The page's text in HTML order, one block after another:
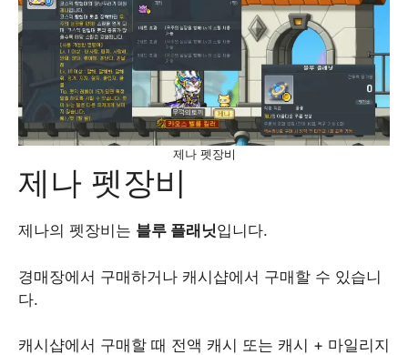
제나 펫장비
제나 펫장비
제나의 펫장비는 블루 플래닛입니다.
경매장에서 구매하거나 캐시샵에서 구매할 수 있습니
다.
캐시샵에서 구매할 때 전액 캐시 또는 캐시 + 마일리지